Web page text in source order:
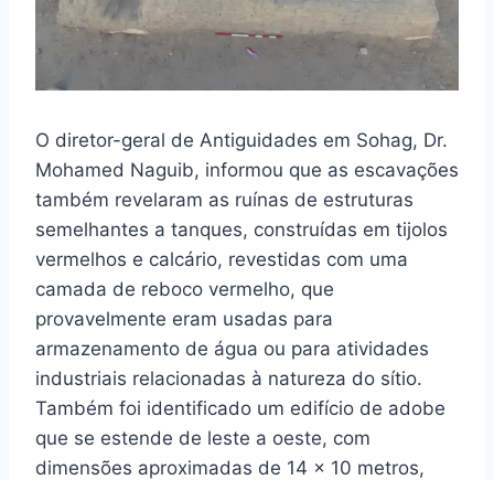
O diretor-geral de Antiguidades em Sohag, Dr.
Mohamed Naguib, informou que as escavações
também revelaram as ruínas de estruturas
semelhantes a tanques, construídas em tijolos
vermelhos e calcário, revestidas com uma
camada de reboco vermelho, que
provavelmente eram usadas para
armazenamento de água ou para atividades
industriais relacionadas à natureza do sítio.
Também foi identificado um edifício de adobe
que se estende de leste a oeste, com
dimensões aproximadas de 14 × 10 metros,